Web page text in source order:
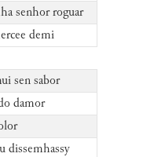
senhor roguar
demi
sen sabor
damor
dissemhassy